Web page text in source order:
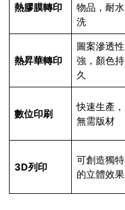
熱膠膜轉印
物品，耐水
洗
熱昇華轉印
圖案滲透性
強，顏色持
久
數位印刷
快速生產，
無需版材
3D列印
可創造獨特
的立體效果